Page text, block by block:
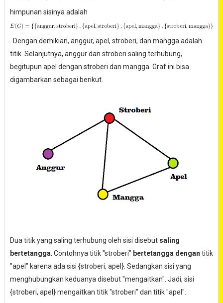
himpunan sisinya adalah
. Dengan demikian, anggur, apel, stroberi, dan mangga adalah
titik. Selanjutnya, anggur dan stroberi saling terhubung,
begitupun apel dengan stroberi dan mangga. Graf ini bisa
digambarkan sebagai berikut.
Dua titik yang saling terhubung oleh sisi disebut saling
bertetangga . Contohnya titik "stroberi" bertetangga dengan titik
"apel" karena ada sisi {stroberi, apel}. Sedangkan sisi yang
menghubungkan keduanya disebut "mengaitkan". Jadi, sisi
{stroberi, apel} mengaitkan titik "stroberi" dan titik "apel".